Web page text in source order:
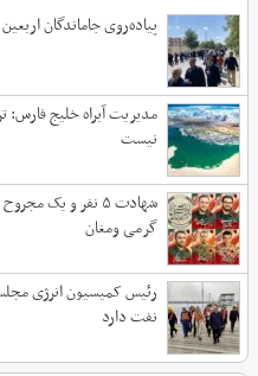
پیاده‌روی جاماندگان
مدیریت آبراه خلیج فارس:
نیست
شهادت ۵ نفر و
گرمی ومغان
رئیس کمیسیون انرژی
نفت دارد